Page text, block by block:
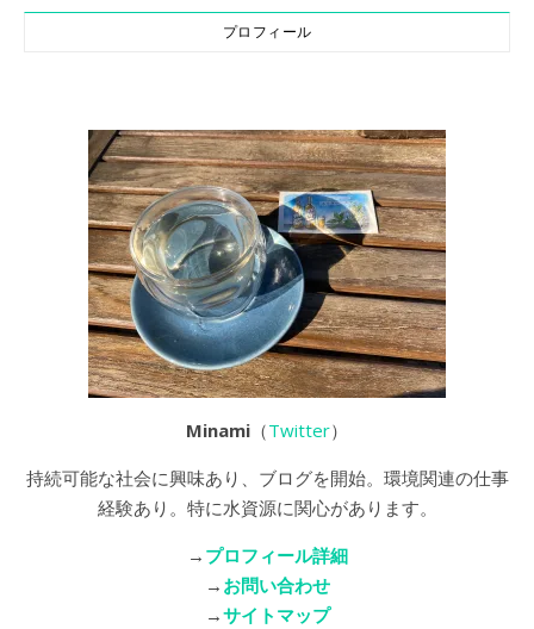
プロフィール
Minami （Twitter）
持続可能な社会に興味あり、ブログを開始。環境関連の仕事
経験あり。特に水資源に関心があります。
→ プロフィール詳細
→ お問い合わせ
→サイトマップ